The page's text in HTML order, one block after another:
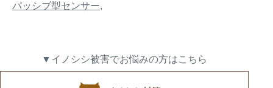
パッシブ型センサー,
▼イノシシ被害でお悩みの方はこちら